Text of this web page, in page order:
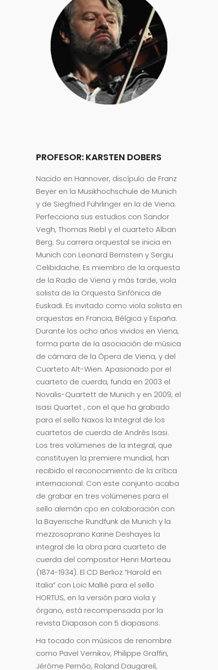
PROFESOR: KARSTEN DOBERS
Nacido en Hannover, discípulo de Franz
Beyer en la Musikhochschule de Munich
y de Siegfried Führlinger en la de Viena.
Perfecciona sus estudios con Sandor
Vegh, Thomas Riebl y el cuarteto Alban
Berg. Su carrera orquestal se inicia en
Munich con Leonard Bernstein y Sergiu
Celibidache. Es miembro de la orquesta
de la Radio de Viena y más tarde, viola
solista de la Orquesta Sinfónica de
Euskadi. Es invitado como viola solista en
orquestas en Francia, Bélgica y España.
Durante los ocho años vividos en Viena,
forma parte de la asociación de música
de cámara de la Ópera de Viena, y del
Cuarteto Alt-Wien. Apasionado por el
cuarteto de cuerda, funda en 2003 el
Novalis-Quartett de Munich y en 2009, el
Isasi Quartet , con el que ha grabado
para el sello Naxos la Integral de los
cuartetos de cuerda de Andrés Isasi.
Los tres volúmenes de la integral, que
constituyen la premiere mundial, han
recibido el reconocimiento de la crítica
internacional. Con este conjunto acaba
de grabar en tres volúmenes para el
sello alemán cpo en colaboración con
la Bayerische Rundfunk de Munich y la
mezzosoprano Karine Deshayes la
integral de la obra para cuarteto de
cuerda del compositor Henri Marteau
(1874-1934). El CD Berlioz “Harold en
Italia” con Loïc Mallié para el sello
HORTUS, en la versión para viola y
órgano, está recompensada por la
revista Diapason con 5 diapasons.
Ha tocado con músicos de renombre
como Pavel Vernikov, Philippe Graffin,
Jérôme Pernôo, Roland Daugareil,